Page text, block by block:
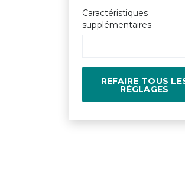
Caractéristiques
supplémentaires
REFAIRE TOUS
RÉGLAGES